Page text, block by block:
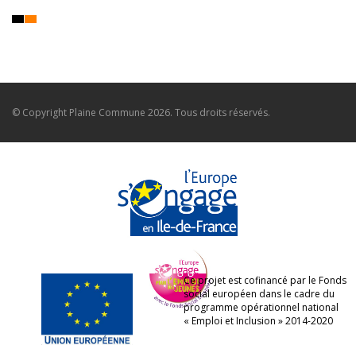
© Copyright Plaine Commune 2026. Tous droits réservés.
Ce projet est cofinancé par le Fonds
social européen dans le cadre du
programme opérationnel national
« Emploi et Inclusion » 2014-2020